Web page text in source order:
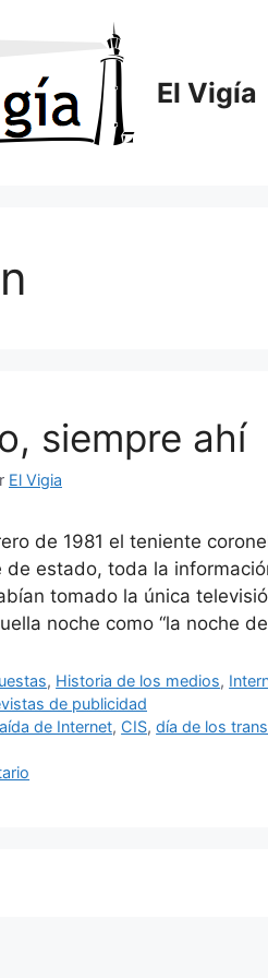
El Vigía
siempre ahí
El Vigia
de 1981 el teniente
de estado, toda la
tomado la única
noche como “la noche
, Historia de los medios,
de publicidad
de Internet, CIS,día de los